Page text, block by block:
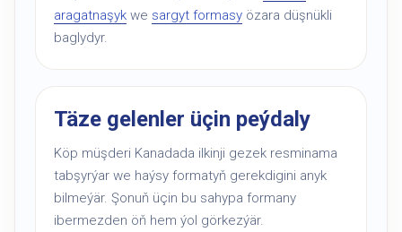
aragatnaşyk we sargyt formasy özara düşnükli
baglydyr.
Täze gelenler üçin peýdaly
Köp müşderi Kanadada ilkinji gezek resminama
tabşyrýar we haýsy formatyň gerekdigini anyk
bilmeýär. Şonuň üçin bu sahypa formany
ibermezden öň hem ýol görkezýär.